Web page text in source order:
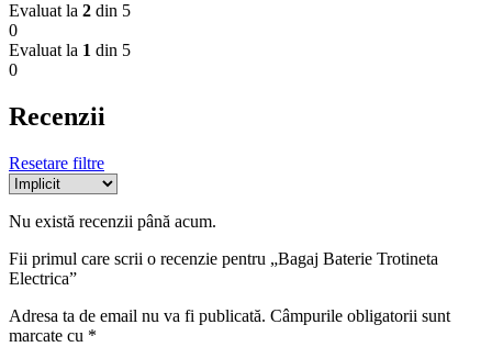
Evaluat la 2 din 5
0
Evaluat la 1 din 5
0
Recenzii
Resetare filtre
Nu există recenzii până acum.
Fii primul care scrii o recenzie pentru „Bagaj Baterie Trotineta
Electrica”
Adresa ta de email nu va fi publicată. Câmpurile obligatorii sunt
marcate cu *